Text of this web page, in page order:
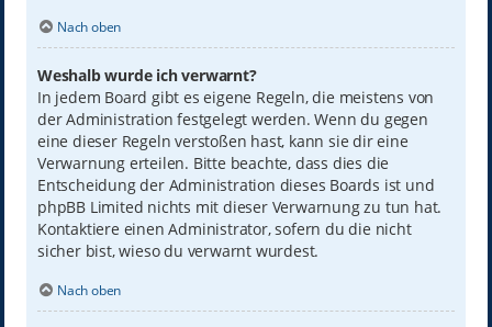
Nach oben
Weshalb wurde ich verwarnt?
In jedem Board gibt es eigene Regeln, die meistens von
der Administration festgelegt werden. Wenn du gegen
eine dieser Regeln verstoßen hast, kann sie dir eine
Verwarnung erteilen. Bitte beachte, dass dies die
Entscheidung der Administration dieses Boards ist und
phpBB Limited nichts mit dieser Verwarnung zu tun hat.
Kontaktiere einen Administrator, sofern du die nicht
sicher bist, wieso du verwarnt wurdest.
Nach oben